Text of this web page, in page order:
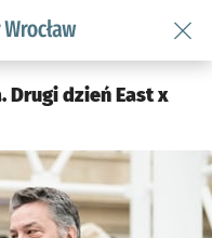
Strategia
dzień East x